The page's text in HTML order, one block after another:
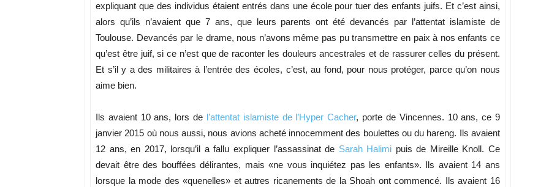
expliquant que des individus étaient entrés dans une école pour tuer des enfants juifs. Et c’est ainsi,
alors qu’ils n’avaient que 7 ans, que leurs parents ont été devancés par l’attentat islamiste de
Toulouse. Devancés par le drame, nous n’avons même pas pu transmettre en paix à nos enfants ce
qu’est être juif, si ce n’est que de raconter les douleurs ancestrales et de rassurer celles du présent.
Et s’il y a des militaires à l’entrée des écoles, c’est, au fond, pour nous protéger, parce qu’on nous
aime bien.
Ils avaient 10 ans, lors de l’attentat islamiste de l’Hyper Cacher, porte de Vincennes. 10 ans, ce 9
janvier 2015 où nous aussi, nous avions acheté innocemment des boulettes ou du hareng. Ils avaient
12 ans, en 2017, lorsqu’il a fallu expliquer l’assassinat de Sarah Halimi puis de Mireille Knoll. Ce
devait être des bouffées délirantes, mais «ne vous inquiétez pas les enfants». Ils avaient 14 ans
lorsque la mode des «quenelles» et autres ricanements de la Shoah ont commencé. Ils avaient 16